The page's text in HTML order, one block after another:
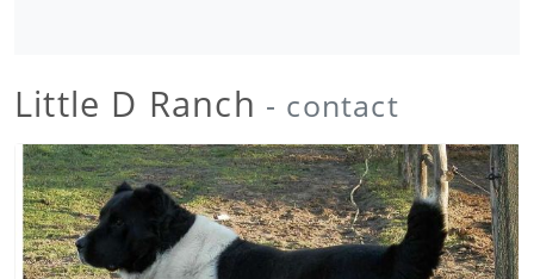
Little D Ranch - contact